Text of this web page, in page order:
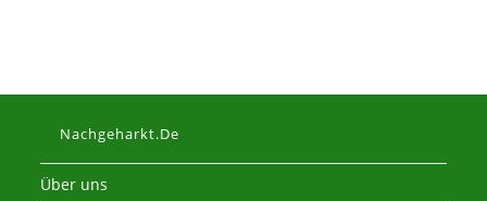
Nachgeharkt.de
Über uns